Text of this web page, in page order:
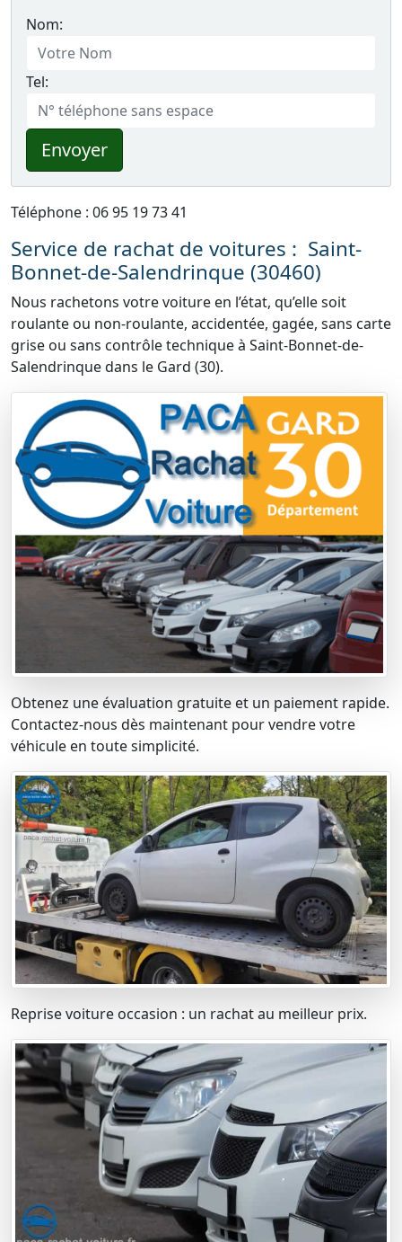
Nom:
Tel:
Envoyer
Téléphone : 06 95 19 73 41
Service de rachat de voitures : Saint-
Bonnet-de-Salendrinque (30460)
Nous rachetons votre voiture en l’état, qu’elle soit
roulante ou non-roulante, accidentée, gagée, sans carte
grise ou sans contrôle technique à Saint-Bonnet-de-
Salendrinque dans le Gard (30).
Obtenez une évaluation gratuite et un paiement rapide.
Contactez-nous dès maintenant pour vendre votre
véhicule en toute simplicité.
Reprise voiture occasion : un rachat au meilleur prix.